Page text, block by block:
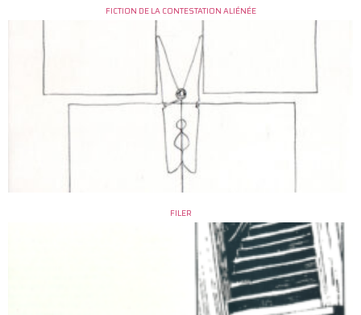
FICTION DE LA CONTESTATION ALIÉNÉE
FILER